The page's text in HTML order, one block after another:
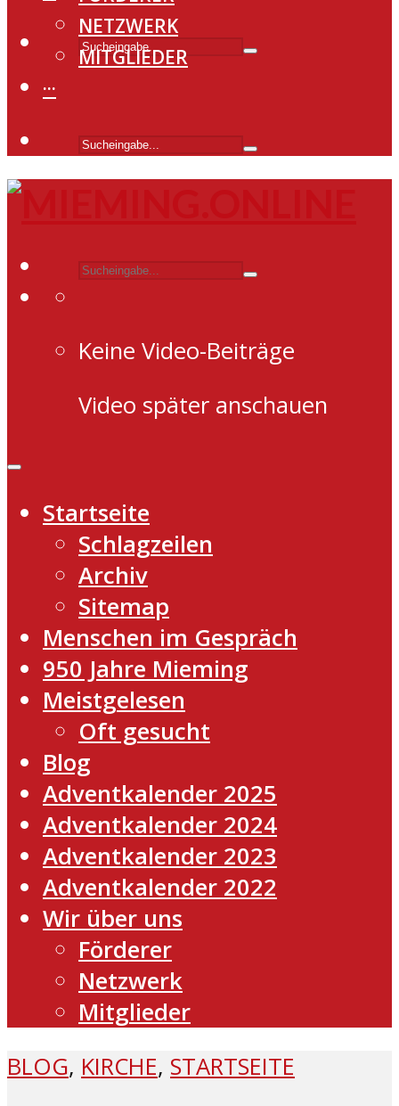
NETZWERK
MITGLIEDER
···
Keine Video-Beiträge
Video später anschauen
Startseite
Schlagzeilen
Archiv
Sitemap
Menschen im Gespräch
950 Jahre Mieming
Meistgelesen
Oft gesucht
Blog
Adventkalender 2025
Adventkalender 2024
Adventkalender 2023
Adventkalender 2022
Wir über uns
Förderer
Netzwerk
Mitglieder
BLOG, KIRCHE, STARTSEITE